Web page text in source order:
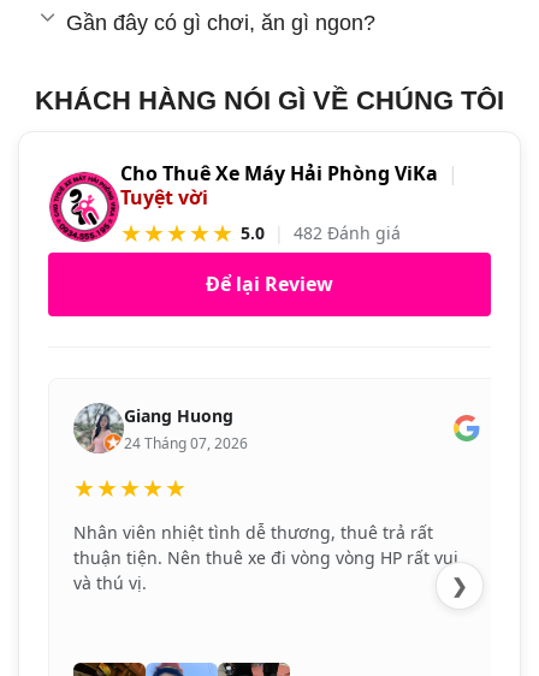
Gần đây có gì chơi, ăn gì ngon?
KHÁCH HÀNG NÓI GÌ VỀ CHÚNG TÔI
Cho Thuê Xe Máy Hải Phòng ViKa |
Tuyệt vời
★★★★★ 5.0 | 482 Đánh giá
Để lại Review
Giang Huong
24 Tháng 07, 2026
★★★★★
Nhân viên nhiệt tình dễ thương, thuê trả rất
thuận tiện. Nên thuê xe đi vòng vòng HP rất vui
và thú vị.
❯